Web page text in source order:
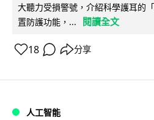
大聽力受損警號，介紹科學護耳的
置防護功能，...
閱讀全文
18 分享
人工智能